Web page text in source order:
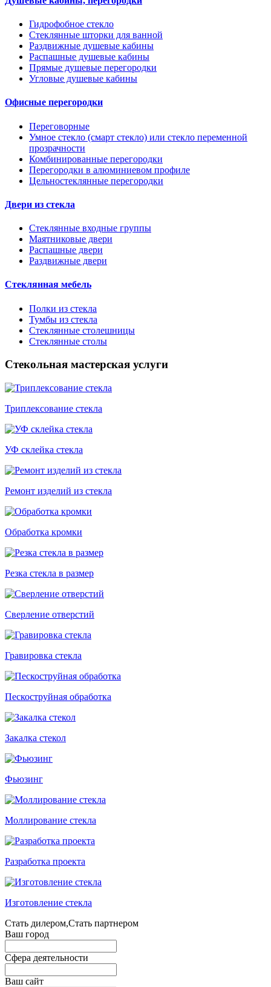
Гидрофобное стекло
Стеклянные шторки для ванной
Раздвижные душевые кабины
Распашные душевые кабины
Прямые душевые перегородки
Угловые душевые кабины
Офисные перегородки
Переговорные
Умное стекло (смарт стекло) или стекло переменной
прозрачности
Комбинированные перегородки
Перегородки в алюминиевом профиле
Цельностеклянные перегородки
Двери из стекла
Стеклянные входные группы
Маятниковые двери
Распашные двери
Раздвижные двери
Стеклянная мебель
Полки из стекла
Тумбы из стекла
Стеклянные столешницы
Стеклянные столы
Стекольная мастерская услуги
Триплексование стекла
УФ склейка стекла
Ремонт изделий из стекла
Обработка кромки
Резка стекла в размер
Сверление отверстий
Гравировка стекла
Пескоструйная обработка
Закалка стекол
Фьюзинг
Моллирование стекла
Разработка проекта
Изготовление стекла
Стать дилером,Стать партнером
Ваш город
Сфера деятельности
Ваш сайт